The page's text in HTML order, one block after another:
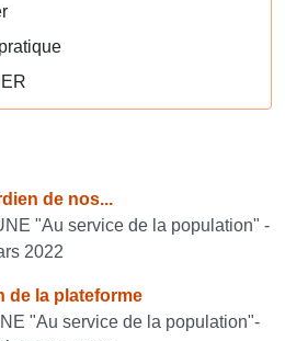
de nos...
"Au service de la population" -
2022
de la plateforme
"Au service de la population"-